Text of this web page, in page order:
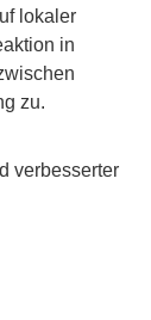
lokaler
in
zu.
verbesserter